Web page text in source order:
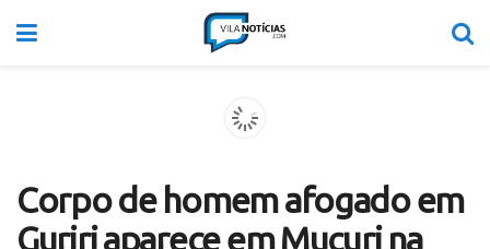
Corpo de homem afogado em
Guriri aparece em Mucuri na